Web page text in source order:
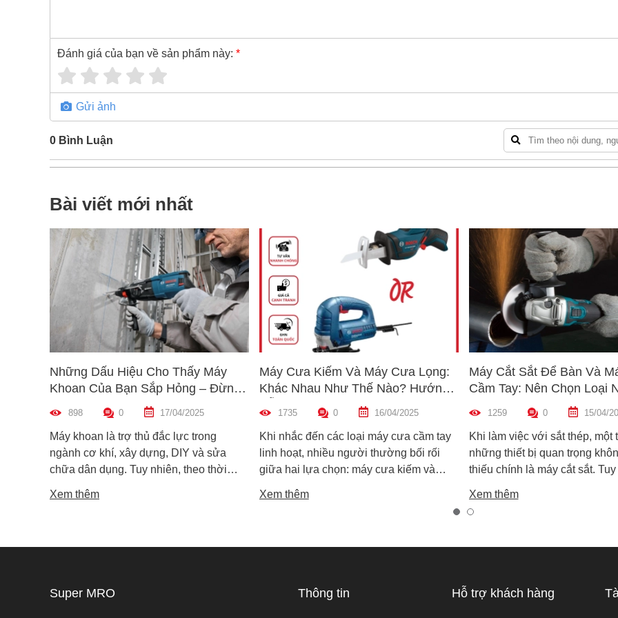
Đánh giá của bạn về sản phẩm này: *
Gửi ảnh
0 Bình Luận
Bài viết mới nhất
Những Dấu Hiệu Cho Thấy Máy
Khoan Của Bạn Sắp Hỏng – Đừng
898 0 17/04/2025
Máy khoan là trợ thủ đắc lực trong
ngành cơ khí, xây dựng, DIY và sửa
chữa dân dụng. Tuy nhiên, theo thời
xuống cấp và hư hỏng nếu không được
các dấu hiệu máy khoan sắp hỏng? Hãy
Xem thêm
Máy Cưa Kiếm Và Máy Cưa Lọng:
Khác Nhau Như Thế Nào? Hướng
Dẫn Chọn Máy Phù Hợp
1735 0 16/04/2025
Khi nhắc đến các loại máy cưa cầm tay
linh hoạt, nhiều người thường bối rối
giữa hai lựa chọn: máy cưa kiếm và
trong các công việc cắt gỗ, sắt, nhựa và
khác nhau như thế nào? Loại nào sẽ
phù hợp với công việc của bạn hơn?
Xem thêm
Máy Cắt Sắt Để Bàn Và
Cầm Tay: Nên Chọn Loại
Hợp Nhất?
1259 0 15/04/
Khi làm việc với sắt thép, một
những thiết bị quan trọng
thiếu chính là máy cắt sắt.
biến là máy cắt sắt để bàn và
sắt cầm tay, khiến nhiều
và tư vấn chọn lựa loại máy
nhất với nhu cầu sử dụng
Xem thêm
Super MRO Thông tin Hỗ trợ khách hàng